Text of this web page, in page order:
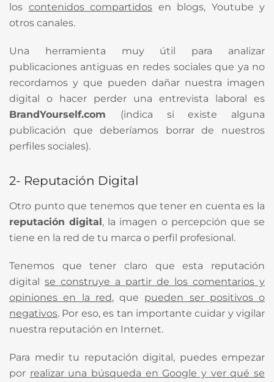
los contenidos compartidos en blogs, Youtube y
otros canales.
Una herramienta muy útil para analizar
publicaciones antiguas en redes sociales que ya no
recordamos y que pueden dañar nuestra imagen
digital o hacer perder una entrevista laboral es
BrandYourself.com (indica si existe alguna
publicación que deberíamos borrar de nuestros
perfiles sociales).
2- Reputación Digital
Otro punto que tenemos que tener en cuenta es la
reputación digital, la imagen o percepción que se
tiene en la red de tu marca o perfil profesional.
Tenemos que tener claro que esta reputación
digital se construye a partir de los comentarios y
opiniones en la red, que pueden ser positivos o
negativos. Por eso, es tan importante cuidar y vigilar
nuestra reputación en Internet.
Para medir tu reputación digital, puedes empezar
por realizar una búsqueda en Google y ver qué se